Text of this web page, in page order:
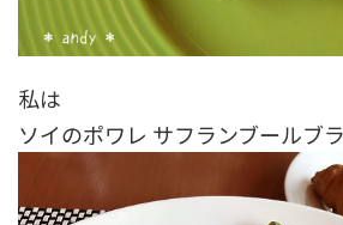
私は
ソイのポワレ サフランブールブ